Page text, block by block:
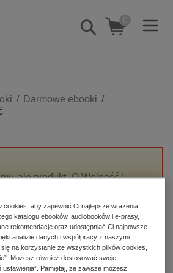
Pokaż/schowaj
wyszukiwarkę
0
wnętrz
technologie, informatyka
Darmowe ebooki
ale produkt „O Wolność I
aby zapewnić Ci najlepsze wrażenia
katalogu ebooków, audiobooków i e-prasy,
rekomendacje oraz udostępniać Ci najnowsze
analizie danych i współpracy z naszymi
na korzystanie ze wszystkich plików cookies,
Możesz również dostosować swoje
ustawienia”. Pamiętaj, że zawsze możesz